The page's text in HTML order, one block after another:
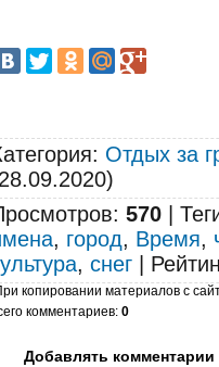
: Отдых за
: 570
, город, Время,
, снег
копировании материалов с
комментариев: 0
Добавлять комментарии